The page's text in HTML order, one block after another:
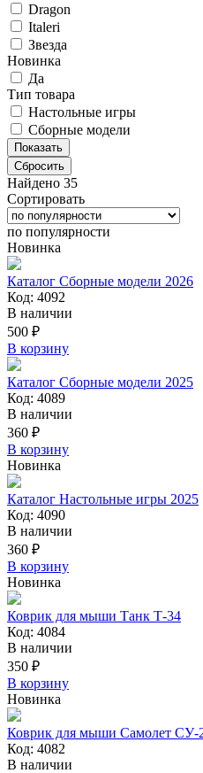
Dragon
Italeri
Звезда
Новинка
Да
Тип товара
Настольные игры
Сборные модели
Сбросить
Найдено 35
Сортировать
по популярности
Новинка
Каталог Сборные модели 2026
Код: 4092
В наличии
500 ₽
В корзину
Каталог Сборные модели 2025
Код: 4089
В наличии
360 ₽
В корзину
Новинка
Каталог Настольные игры 2025
Код: 4090
В наличии
360 ₽
В корзину
Новинка
Коврик для мыши Танк Т-34
Код: 4084
В наличии
350 ₽
В корзину
Новинка
Коврик для мыши Самолет СУ-
Код: 4082
В наличии